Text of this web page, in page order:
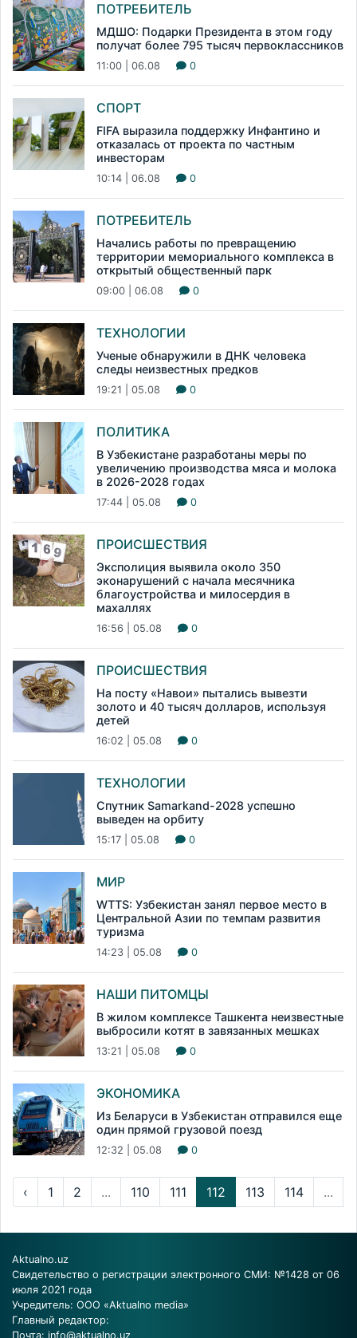
ПОТРЕБИТЕЛЬ
МДШО: Подарки Президента в этом году
получат более 795 тысяч первоклассников
11:00 | 06.08 0
СПОРТ
FIFA выразила поддержку Инфантино и
отказалась от проекта по частным
инвесторам
10:14 | 06.08 0
ПОТРЕБИТЕЛЬ
Начались работы по превращению
территории мемориального комплекса в
открытый общественный парк
09:00 | 06.08 0
ТЕХНОЛОГИИ
Ученые обнаружили в ДНК человека
следы неизвестных предков
19:21 | 05.08 0
ПОЛИТИКА
В Узбекистане разработаны меры по
увеличению производства мяса и молока
в 2026-2028 годах
17:44 | 05.08 0
ПРОИСШЕСТВИЯ
Эксполиция выявила около 350
эконарушений с начала месячника
благоустройства и милосердия в
махаллях
16:56 | 05.08 0
ПРОИСШЕСТВИЯ
На посту «Навои» пытались вывезти
золото и 40 тысяч долларов, используя
детей
16:02 | 05.08 0
ТЕХНОЛОГИИ
Спутник Samarkand-2028 успешно
выведен на орбиту
15:17 | 05.08 0
МИР
WTTS: Узбекистан занял первое место в
Центральной Азии по темпам развития
туризма
14:23 | 05.08 0
НАШИ ПИТОМЦЫ
В жилом комплексе Ташкента неизвестные
выбросили котят в завязанных мешках
13:21 | 05.08 0
ЭКОНОМИКА
Из Беларуси в Узбекистан отправился еще
один прямой грузовой поезд
12:32 | 05.08 0
‹ 1 2 ... 110 111 112 113 114 ...
Aktualno.uz
Свидетельство о регистрации электронного СМИ: №1428 от 06
июля 2021 года
Учредитель: ООО «Aktualno media»
Главный редактор:
Почта: info@aktualno.uz